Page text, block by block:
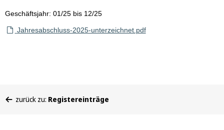
Geschäftsjahr: 01/25 bis 12/25
Jahresabschluss-2025-unterzeichnet.pdf
befinden
zurück zu: Registereinträge